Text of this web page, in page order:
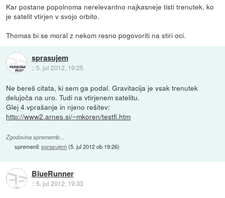
Kar postane popolnoma nerelevantno najkasneje tisti trenutek, ko
je satelit vtirjen v svojo orbito.
Thomas bi se moral z nekom resno pogovoriti na stiri oci.
sprasujem
:: 5. jul 2012, 19:25
Ne bereš citata, ki sem ga podal. Gravitacija je vsak trenutek
delujoča na uro. Tudi na vtirjenem satelitu.
Glej 4.vprašanje in njeno rešitev:
http://www2.arnes.si/~mkoren/testfi.htm
Zgodovina sprememb…
spremenil:sprasujem(5. jul 2012 ob 19:26)
BlueRunner
::5. jul 2012, 19:33